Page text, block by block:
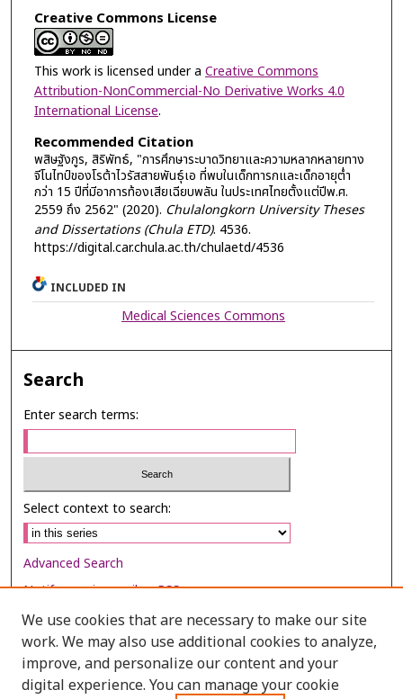
Creative Commons License
This work is licensed under a Creative Commons
Attribution-NonCommercial-No Derivative Works 4.0
International License.
Recommended Citation
พสิษฐังกูร, สิริพัทธ์, "การศึกษาระบาดวิทยาและความหลากหลายทาง
จีโนไทป์ของโรต้าไวรัสสายพันธุ์เอ ที่พบในเด็กทารกและเด็กอายุต่ำ
กว่า 15 ปีที่มีอาการท้องเสียเฉียบพลัน ในประเทศไทยตั้งแต่ปีพ.ศ.
2559 ถึง 2562" (2020). Chulalongkorn University Theses
and Dissertations (Chula ETD). 4536.
https://digital.car.chula.ac.th/chulaetd/4536
INCLUDED IN
Medical Sciences Commons
Search
Enter search terms:
Select context to search:
Advanced Search
Notify me via email orRSS
Browse
Collections
Disciplines
We use cookies that are necessary to make our site
work. We may also use additional cookies to analyze,
improve, and personalize our content and your
digital experience. You can manage your cookie